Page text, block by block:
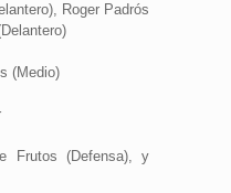
Roger Padrós
(Medio)
Frutos (Defensa), y